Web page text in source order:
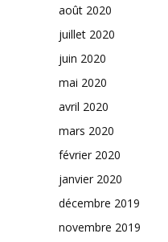
août 2020
juillet 2020
juin 2020
mai 2020
avril 2020
mars 2020
février 2020
janvier 2020
décembre 2019
novembre 2019